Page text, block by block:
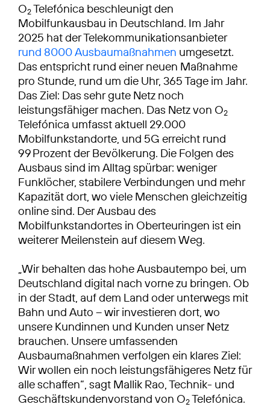
O2Telefónica beschleunigt den
Mobilfunkausbau in Deutschland. Im Jahr
2025 hat der Telekommunikationsanbieter
rund 8000 Ausbaumaßnahmen umgesetzt.
Das entspricht rund einer neuen Maßnahme
pro Stunde, rund um die Uhr, 365 Tage im Jahr.
Das Ziel: Das sehr gute Netz noch
leistungsfähiger machen. Das Netz von O2
Telefónica umfasst aktuell 29.000
Mobilfunkstandorte, und 5G erreicht rund
99 Prozent der Bevölkerung. Die Folgen des
Ausbaus sind im Alltag spürbar: weniger
Funklöcher, stabilere Verbindungen und mehr
Kapazität dort, wo viele Menschen gleichzeitig
online sind. Der Ausbau des
Mobilfunkstandortes in Oberteuringen ist ein
weiterer Meilenstein auf diesem Weg.
„Wir behalten das hohe Ausbautempo bei, um
Deutschland digital nach vorne zu bringen. Ob
in der Stadt, auf dem Land oder unterwegs mit
Bahn und Auto – wir investieren dort, wo
unsere Kundinnen und Kunden unser Netz
brauchen. Unsere umfassenden
Ausbaumaßnahmen verfolgen ein klares Ziel:
Wir wollen ein noch leistungsfähigeres Netz für
alle schaffen“, sagt Mallik Rao, Technik- und
Geschäftskundenvorstand von O2Telefónica.